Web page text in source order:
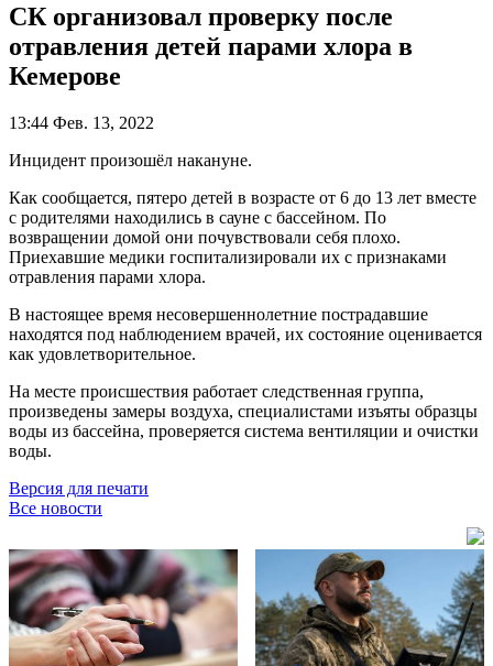
СК организовал проверку после
отравления детей парами хлора в
Кемерове
13:44 Фев. 13, 2022
Инцидент произошёл накануне.
Как сообщается, пятеро детей в возрасте от 6 до 13 лет вместе
с родителями находились в сауне с бассейном. По
возвращении домой они почувствовали себя плохо.
Приехавшие медики госпитализировали их с признаками
отравления парами хлора.
В настоящее время несовершеннолетние пострадавшие
находятся под наблюдением врачей, их состояние оценивается
как удовлетворительное.
На месте происшествия работает следственная группа,
произведены замеры воздуха, специалистами изъяты образцы
воды из бассейна, проверяется система вентиляции и очистки
воды.
Версия для печати
Все новости